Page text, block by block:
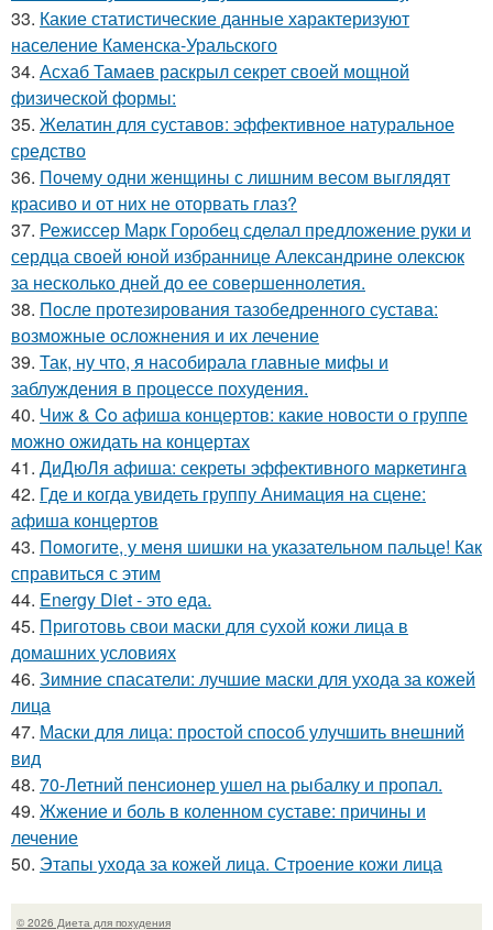
33. Какие статистические данные характеризуют
население Каменска-Уральского
34. Асхаб Тамаев раскрыл секрет своей мощной
физической формы:
35. Желатин для суставов: эффективное натуральное
средство
36. Почему одни женщины с лишним весом выглядят
красиво и от них не оторвать глаз?
37. Режиссер Марк Горобец сделал предложение руки и
сердца своей юной избраннице Александрине олексюк
за несколько дней до ее совершеннолетия.
38. После протезирования тазобедренного сустава:
возможные осложнения и их лечение
39. Так, ну что, я насобирала главные мифы и
заблуждения в процессе похудения.
40. Чиж & Co афиша концертов: какие новости о группе
можно ожидать на концертах
41. ДиДюЛя афиша: секреты эффективного маркетинга
42. Где и когда увидеть группу Анимация на сцене:
афиша концертов
43. Помогите, у меня шишки на указательном пальце! Как
справиться с этим
44. Energy Diet - это еда.
45. Приготовь свои маски для сухой кожи лица в
домашних условиях
46. Зимние спасатели: лучшие маски для ухода за кожей
лица
47. Маски для лица: простой способ улучшить внешний
вид
48. 70-Летний пенсионер ушел на рыбалку и пропал.
49. Жжение и боль в коленном суставе: причины и
лечение
50. Этапы ухода за кожей лица. Строение кожи лица
© 2026 Диета для похудения